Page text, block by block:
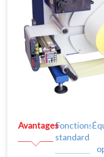
AvantagesFonctions
standard